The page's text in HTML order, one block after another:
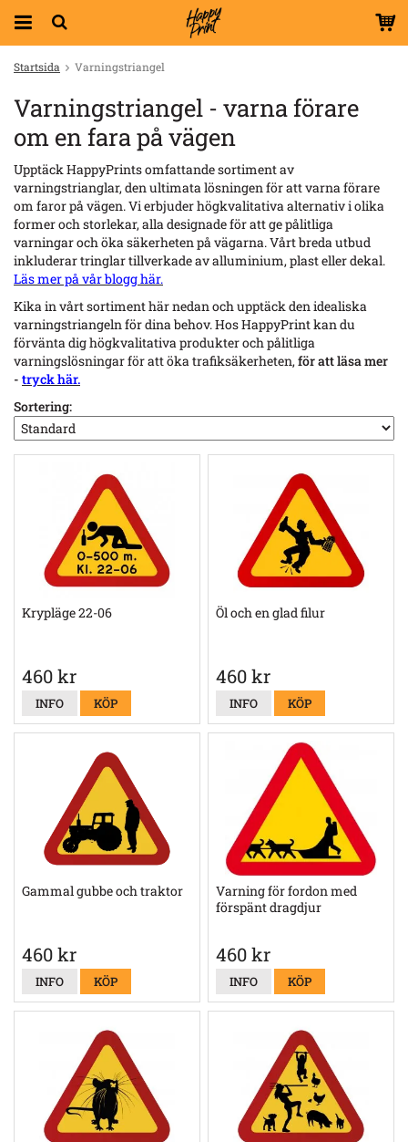
Startsida Varningstriangel
Varningstriangel - varna förare
om en fara på vägen
Upptäck HappyPrints omfattande sortiment av
varningstrianglar, den ultimata lösningen för att varna förare
om faror på vägen. Vi erbjuder högkvalitativa alternativ i olika
former och storlekar, alla designade för att ge pålitliga
varningar och öka säkerheten på vägarna. Vårt breda utbud
inkluderar tringlar tillverkade av alluminium, plast eller dekal.
Läs mer på vår blogg här.
Kika in vårt sortiment här nedan och upptäck den idealiska
varningstriangeln för dina behov. Hos HappyPrint kan du
förvänta dig högkvalitativa produkter och pålitliga
varningslösningar för att öka trafiksäkerheten,för att läsa mer
- tryck här.
Sortering:
Krypläge 22-06
460 kr
INFO KÖP
Öl och en glad filur
460 kr
INFO KÖP
Gammal gubbe och traktor
460 kr
INFO KÖP
Varning för fordon med
förspänt dragdjur
460 kr
INFO KÖP